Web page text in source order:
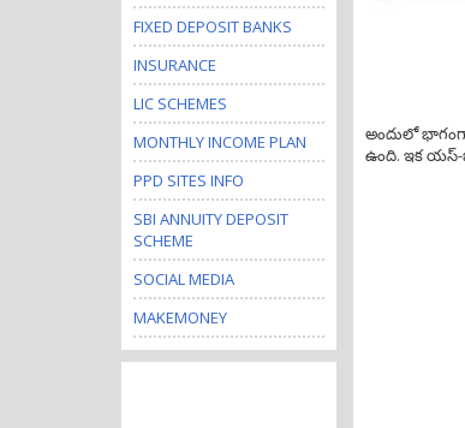
అందులో భాగంగా
ఉంది. ఇక యస్-
FIXED DEPOSIT BANKS
INSURANCE
LIC SCHEMES
MONTHLY INCOME PLAN
PPD SITES INFO
SBI ANNUITY DEPOSIT
SCHEME
SOCIAL MEDIA
MAKEMONEY